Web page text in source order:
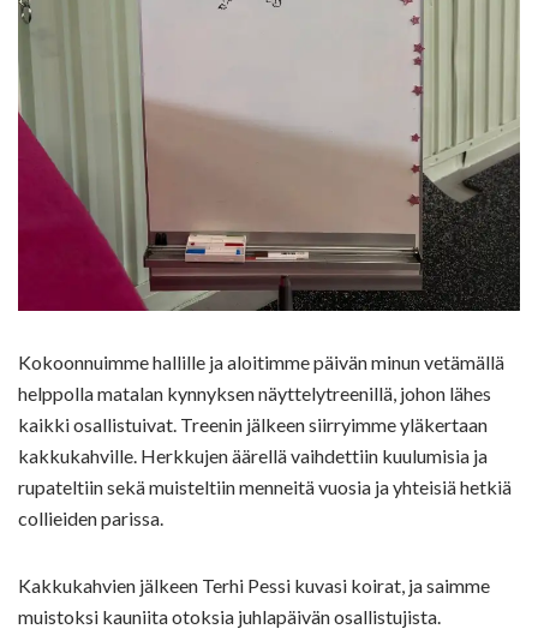
Kokoonnuimme hallille ja aloitimme päivän minun vetämällä
helppolla matalan kynnyksen näyttelytreenillä, johon lähes
kaikki osallistuivat. Treenin jälkeen siirryimme yläkertaan
kakkukahville. Herkkujen äärellä vaihdettiin kuulumisia ja
rupateltiin sekä muisteltiin menneitä vuosia ja yhteisiä hetkiä
collieiden parissa.
Kakkukahvien jälkeen Terhi Pessi kuvasi koirat, ja saimme
muistoksi kauniita otoksia juhlapäivän osallistujista.